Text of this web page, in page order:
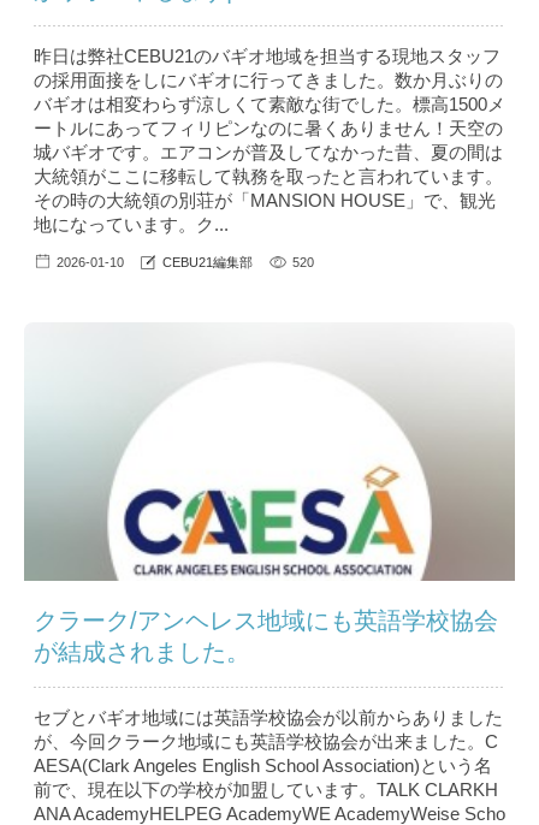
昨日は弊社CEBU21のバギオ地域を担当する現地スタッフ
の採用面接をしにバギオに行ってきました。数か月ぶりの
バギオは相変わらず涼しくて素敵な街でした。標高1500メ
ートルにあってフィリピンなのに暑くありません！天空の
城バギオです。エアコンが普及してなかった昔、夏の間は
大統領がここに移転して執務を取ったと言われています。
その時の大統領の別荘が「MANSION HOUSE」で、観光
地になっています。ク...
2026-01-10 CEBU21編集部 520
クラーク/アンヘレス地域にも英語学校協会
が結成されました。
セブとバギオ地域には英語学校協会が以前からありました
が、今回クラーク地域にも英語学校協会が出来ました。C
AESA(Clark Angeles English School Association)という名
前で、現在以下の学校が加盟しています。TALK CLARKH
ANA AcademyHELPEG AcademyWE AcademyWeise Scho